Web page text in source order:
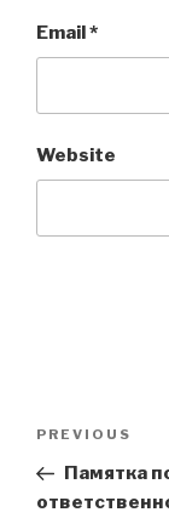
Email*
Website
Previous
Post
PREVIOUS
Памятка